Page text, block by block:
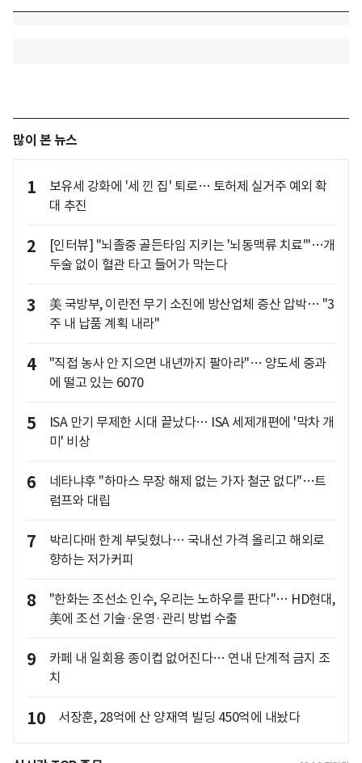
많이 본 뉴스
1
보유세 강화에 '세 낀 집' 퇴로… 토허제 실거주 예외 확
대 추진
2
[인터뷰] "뇌졸중 골든타임 지키는 '뇌동맥류 치료'"…개
두술 없이 혈관 타고 들어가 막는다
3
美 국방부, 이란전 무기 소진에 방산업체 증산 압박… "3
주 내 납품 계획 내라"
4
"직접 농사 안 지으면 내년까지 팔아라"… 양도세 중과
에 떨고 있는 6070
5
ISA 만기 무제한 시대 끝났다… ISA 세제개편에 '막차 개
미' 비상
6
네타냐후 "하마스 무장 해제 없는 가자 철군 없다"…트
럼프와 대립
7
박리다매 한계 부딪혔나… 국내선 가격 올리고 해외로
향하는 저가커피
8
"한화는 조선소 인수, 우리는 노하우를 판다"… HD현대,
美에 조선 기술·운영·관리 방법 수출
9
카페 내 일회용 종이컵 없어진다… 연내 단계적 금지 조
치
10 서장훈, 28억에 산 양재역 빌딩 450억에 내놨다